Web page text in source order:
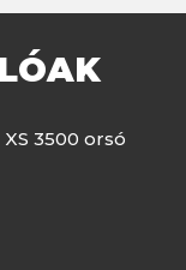
3500 orsó